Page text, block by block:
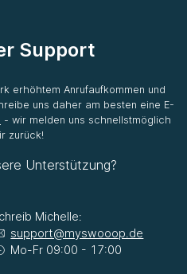
Support
erhöhtem Anrufaufkommen und
uns daher am besten eine E-
- wir melden uns schnellstmöglich
zurück!
Unterstützung?
Michelle:
support@myswooop.de
Mo-Fr 09:00 - 17:00